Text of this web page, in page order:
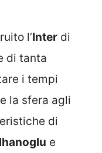
l’Inter di
di tanta
i tempi
la sfera agli
di
e